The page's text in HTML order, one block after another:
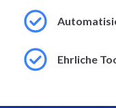
Ehrliche